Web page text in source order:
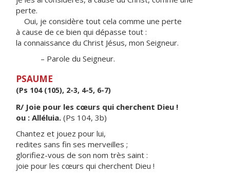
perte.
Oui, je considère tout cela comme une perte
à cause de ce bien qui dépasse tout :
la connaissance du Christ Jésus, mon Seigneur.
– Parole du Seigneur.
PSAUME
(Ps 104 (105), 2-3, 4-5, 6-7)
R/ Joie pour les cœurs qui cherchent Dieu !
ou : Alléluia. (Ps 104, 3b)
Chantez et jouez pour lui,
redites sans fin ses merveilles ;
glorifiez-vous de son nom très saint :
joie pour les cœurs qui cherchent Dieu !